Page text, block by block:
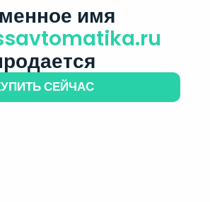
имя
СЕЙЧАС